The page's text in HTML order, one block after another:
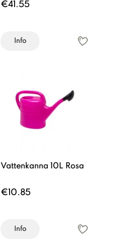
€41.55
Info
Vattenkanna 10L Rosa
€10.85
Info